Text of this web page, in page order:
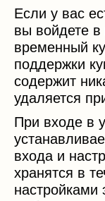
Если у вас
вы войдете
временный
поддержки
содержит
удаляется
При входе в
входа и
хранятся в
настройками